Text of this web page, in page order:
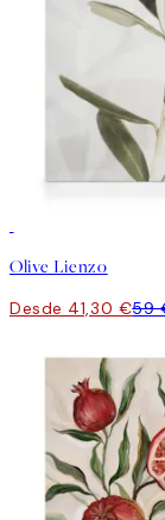
Olive Lienzo
Desde 41,30 €59